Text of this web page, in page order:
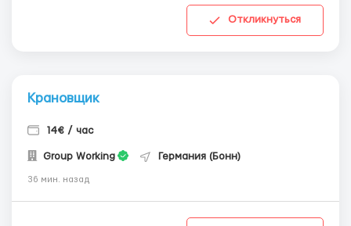
Откликнуться
Крановщик
14€ / час
Group Working Германия (Бонн)
36 мин. назад